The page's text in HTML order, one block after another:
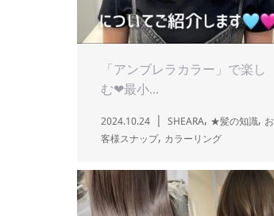
「アンブレラカラー」で楽し
む❤︎最小...
2024.10.24 SHEARA, ★髪の知識, お
客様スナップ, カラーリング